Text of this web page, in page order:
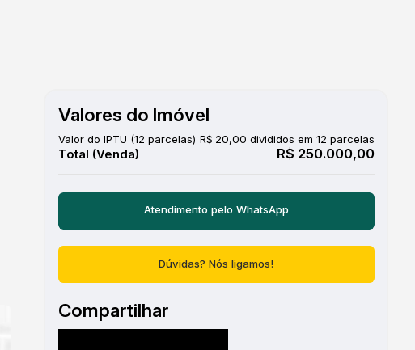
Valores do Imóvel
R$ 250.000,00
Valor do IPTU (12 parcelas) R$ 20,00 divididos em 12 parcelas
Atendimento peloWhatsApp
Dúvidas? Nós ligamos!
Compartilhar